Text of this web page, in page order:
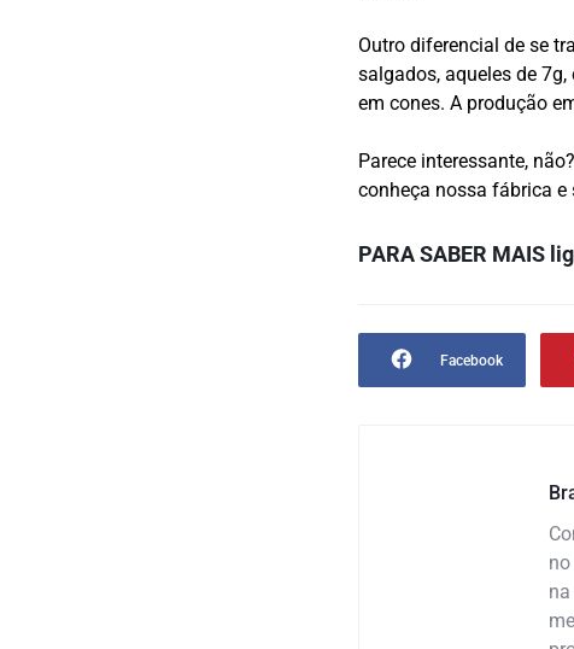
Outro diferencial de se
salgados, aqueles de
em cones. A produção
Parece interessante,
conheça nossa fábrica
PARA SABER MAIS l
Facebook